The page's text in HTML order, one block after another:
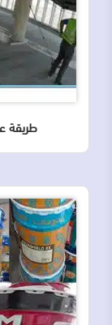
طريقة